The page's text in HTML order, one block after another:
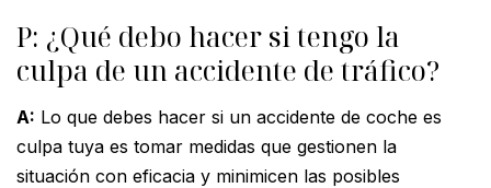
P: ¿Qué debo hacer si tengo la
culpa de un accidente de tráfico?
A: Lo que debes hacer si un accidente de coche es
culpa tuya es tomar medidas que gestionen la
situación con eficacia y minimicen las posibles